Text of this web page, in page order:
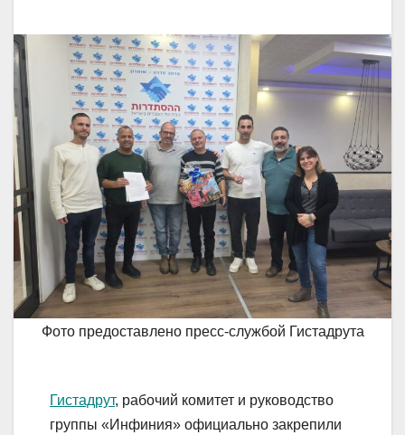
Фото предоставлено пресс-службой Гистадрута
Гистадрут, рабочий комитет и руководство
группы «Инфиния» официально закрепили